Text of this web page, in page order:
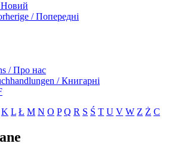
/ Попередні
/ Про нас
/ Книгарні
K L Ł M N O P Q R S Ś T U V W Z Ż С